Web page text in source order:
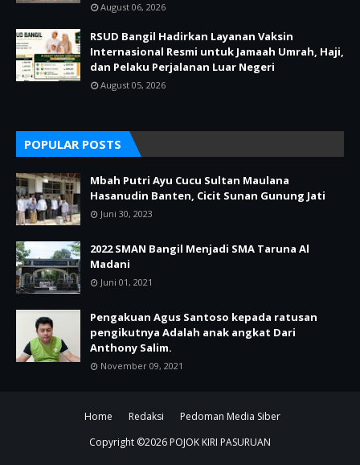
August 06, 2026
RSUD Bangil Hadirkan Layanan Vaksin
Internasional Resmi untuk Jamaah Umrah, Haji,
dan Pelaku Perjalanan Luar Negeri
August 05, 2026
POPULAR POSTS
Mbah Putri Ayu Cucu Sultan Maulana
Hasanudin Banten, Cicit Sunan Gunung Jati
Juni 30, 2023
2022 SMAN Bangil Menjadi SMA Taruna Al
Madani
Juni 01, 2021
Pengakuan Agus Santoso kepada ratusan
pengikutnya Adalah anak angkat Dari
Anthony Salim.
November 09, 2021
Home Redaksi
Pedoman Media Siber
Copyright ©2026 POJOK KIRI PASURUAN